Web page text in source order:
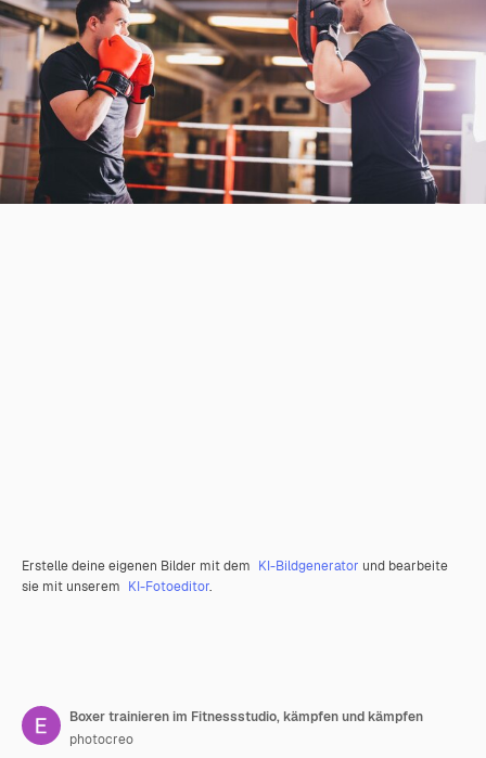
Erstelle deine eigenen Bilder mit dem KI-Bildgenerator und bearbeite
sie mit unserem KI-Fotoeditor.
Boxer trainieren im Fitnessstudio, kämpfen und kämpfen
photocreo